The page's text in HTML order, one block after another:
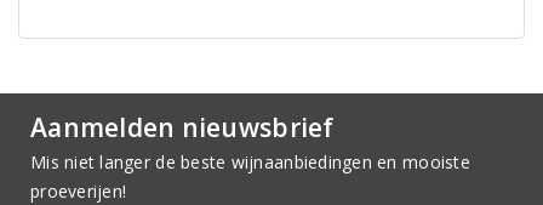
Aanmelden nieuwsbrief
Mis niet langer de beste wijnaanbiedingen en mooiste
proeverijen!